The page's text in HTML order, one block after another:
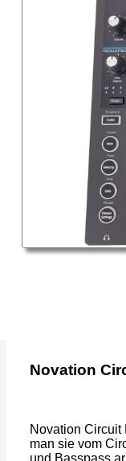
Novation
Novation Circuit
man sie vom